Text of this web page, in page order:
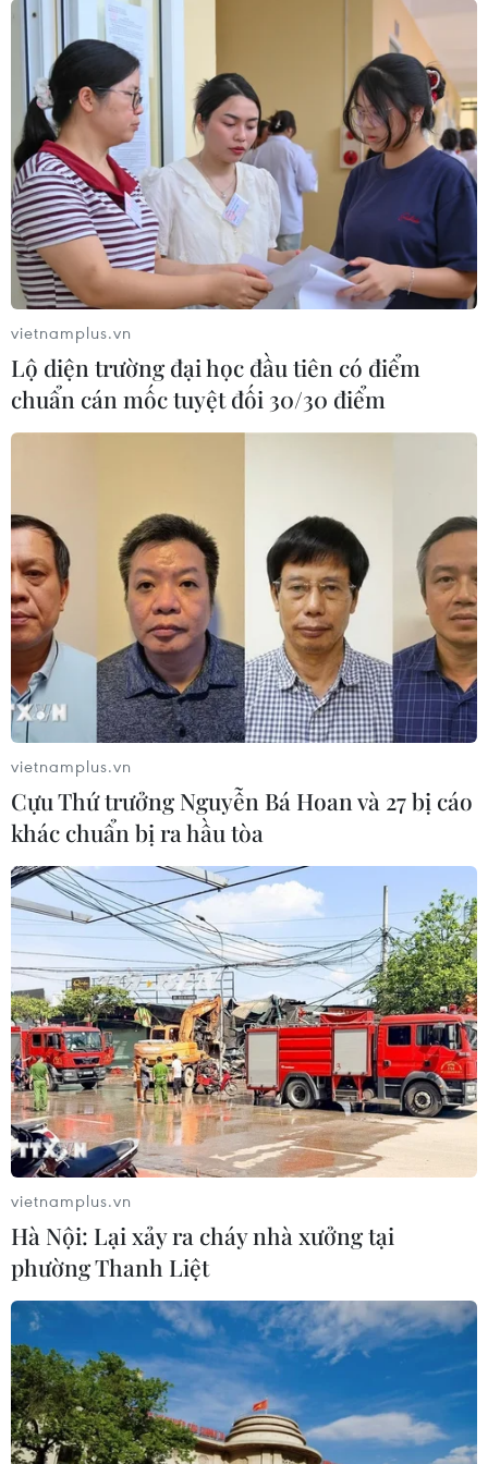
vietnamplus.vn
Lộ diện trường đại học đầu tiên có điểm
chuẩn cán mốc tuyệt đối 30/30 điểm
vietnamplus.vn
Cựu Thứ trưởng Nguyễn Bá Hoan và 27 bị cáo
khác chuẩn bị ra hầu tòa
vietnamplus.vn
Hà Nội: Lại xảy ra cháy nhà xưởng tại
phường Thanh Liệt